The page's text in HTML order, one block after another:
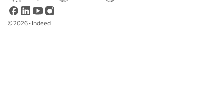
©2026• Indeed